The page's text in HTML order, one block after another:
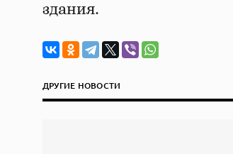
здания.
ДРУГИЕ НОВОСТИ